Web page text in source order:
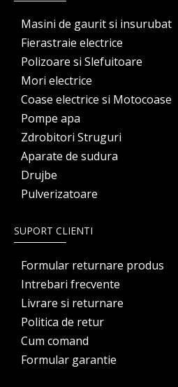
Masini de gaurit si insurubat
Fierastraie electrice
Polizoare si Slefuitoare
Mori electrice
Coase electrice si Motocoase
Pompe apa
Zdrobitori Struguri
Aparate de sudura
Drujbe
Pulverizatoare
SUPORT CLIENTI
Formular returnare produs
Intrebari frecvente
Livrare si returnare
Politica de retur
Cum comand
Formular garantie